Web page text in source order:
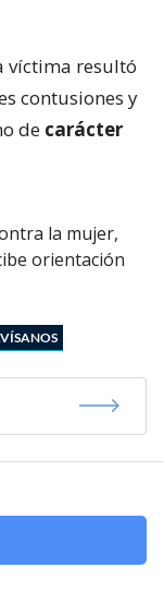
víctima resultó
contusiones y
de carácter
la mujer,
orientación